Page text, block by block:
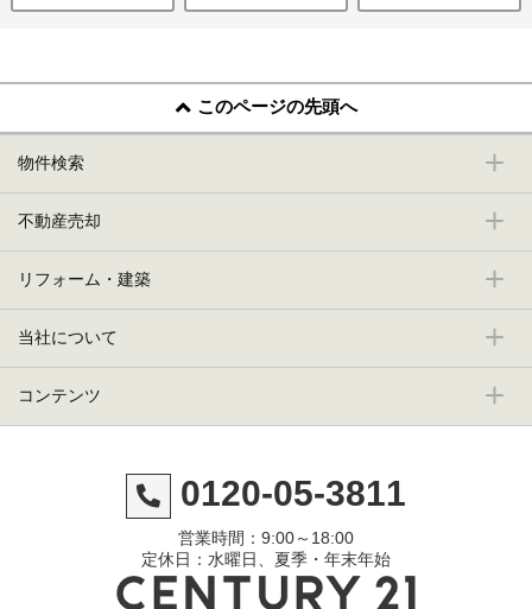
このページの先頭へ
物件検索
不動産売却
リフォーム・建築
当社について
コンテンツ
0120-05-3811
営業時間：9:00～18:00
定休日：水曜日、夏季・年末年始